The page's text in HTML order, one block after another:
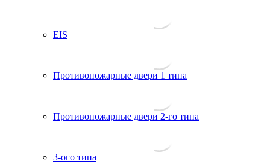
EIS
Противопожарные двери 1 типа
Противопожарные двери 2-го типа
3-ого типа